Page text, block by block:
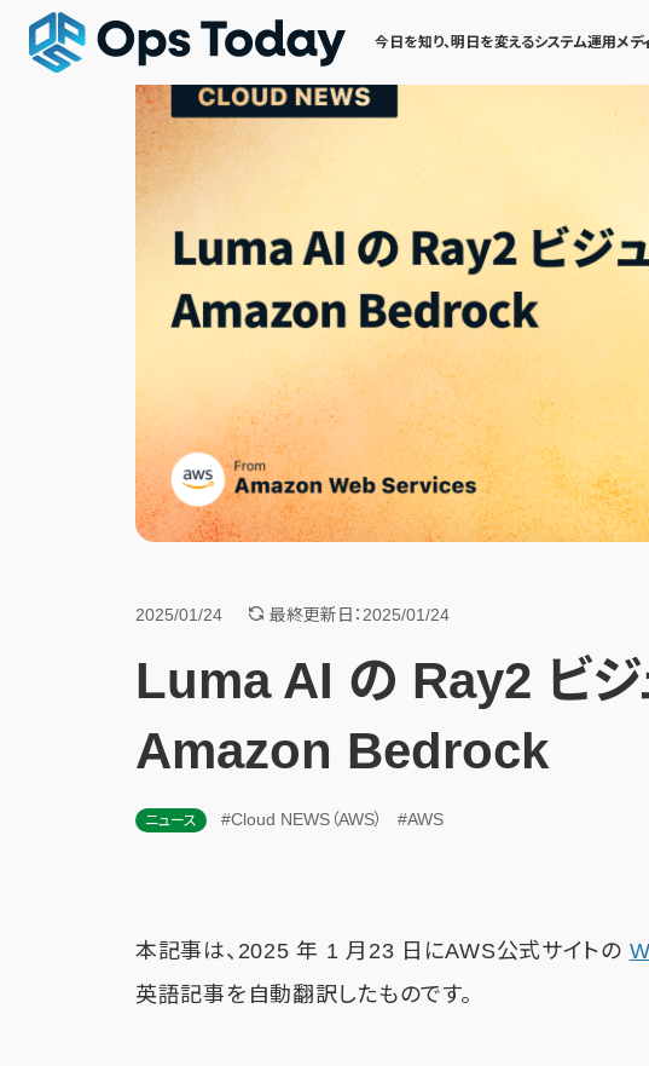
今日を知り、明日を変えるシステム運用メデ
2025/01/24 最終更新日：2025/01/24
Luma AI の Ray2 ビジ
Amazon Bedrock
ニュース #Cloud NEWS（AWS） #AWS
本記事は、2025 年 1 月23 日にAWS公式サイトの
英語記事を自動翻訳したものです。